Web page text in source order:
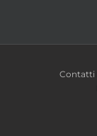
Contatti